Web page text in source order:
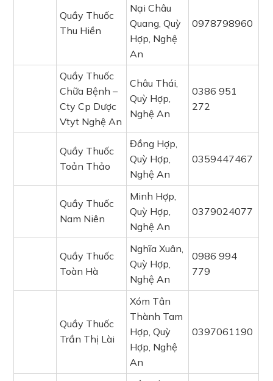
Quầy Thuốc
Thu Hiền
Nại Châu
Quang, Quỳ
Hợp, Nghệ
An
0978798960
Quầy Thuốc
Chữa Bệnh –
Cty Cp Dược
Vtyt Nghệ An
Châu Thái,
Quỳ Hợp,
Nghệ An
0386 951
272
Quầy Thuốc
Toản Thảo
Đồng Hợp,
Quỳ Hợp,
Nghệ An
0359447467
Quầy Thuốc
Nam Niên
Minh Hợp,
Quỳ Hợp,
Nghệ An
0379024077
Quầy Thuốc
Toàn Hà
Nghĩa Xuân,
Quỳ Hợp,
Nghệ An
0986 994
779
Quầy Thuốc
Trần Thị Lài
Xóm Tân
Thành Tam
Hợp, Quỳ
Hợp, Nghệ
An
0397061190